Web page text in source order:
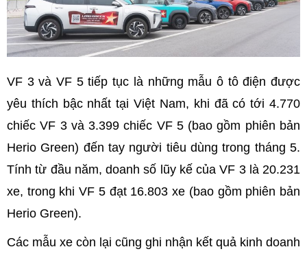
VF 3 và VF 5 tiếp tục là những mẫu ô tô điện được
yêu thích bậc nhất tại Việt Nam, khi đã có tới 4.770
chiếc VF 3 và 3.399 chiếc VF 5 (bao gồm phiên bản
Herio Green) đến tay người tiêu dùng trong tháng 5.
Tính từ đầu năm, doanh số lũy kế của VF 3 là 20.231
xe, trong khi VF 5 đạt 16.803 xe (bao gồm phiên bản
Herio Green).
Các mẫu xe còn lại cũng ghi nhận kết quả kinh doanh